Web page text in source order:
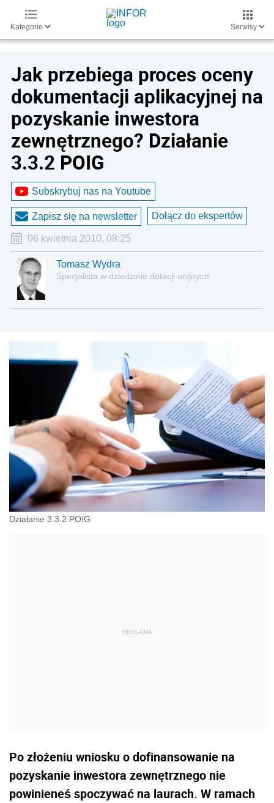
Kategorie Serwisy
Jak przebiega proces oceny
dokumentacji aplikacyjnej na
pozyskanie inwestora
zewnętrznego? Działanie
3.3.2 POIG
Subskrybuj nas na Youtube
Zapisz się na newsletter Dołącz do ekspertów
06 kwietnia 2010, 08:25
Tomasz Wydra
Specjalista w dziedzinie dotacji unijnych
Działanie 3.3.2 POIG
Po złożeniu wniosku o dofinansowanie na
pozyskanie inwestora zewnętrznego nie
powinieneś spoczywać na laurach. W ramach